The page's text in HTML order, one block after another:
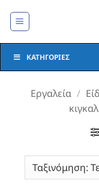
στο
ΚΑΤΗΓΟΡΊΕΣ
Εργαλεία /